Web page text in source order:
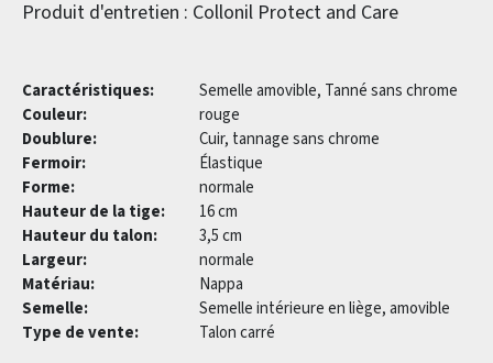
Produit d'entretien : Collonil Protect and Care
Caractéristiques:
Semelle amovible, Tanné sans chrome
Couleur:
rouge
Doublure:
Cuir, tannage sans chrome
Fermoir:
Élastique
Forme:
normale
Hauteur de la tige:
16 cm
Hauteur du talon:
3,5 cm
Largeur:
normale
Matériau:
Nappa
Semelle:
Semelle intérieure en liège, amovible
Type de vente:
Talon carré